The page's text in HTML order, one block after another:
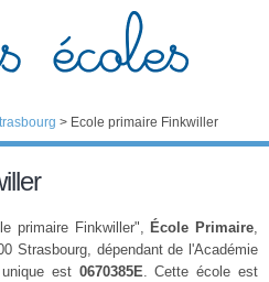
> Ecole primaire Finkwiller
primaire Finkwiller", École Primaire,
Strasbourg, dépendant de l'Académie
est 0670385E. Cette école est